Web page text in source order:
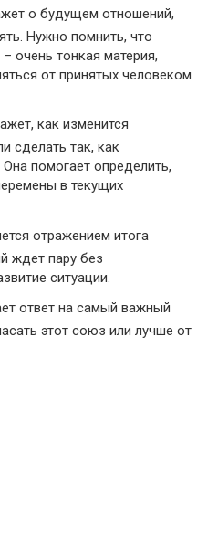
о будущем отношений,
Нужно помнить, что
очень тонкая материя,
от принятых человеком
как изменится
сделать так, как
помогает определить,
в текущих
отражением итога
ждет пару без
ситуации.
ответ на самый важный
этот союз или лучше от